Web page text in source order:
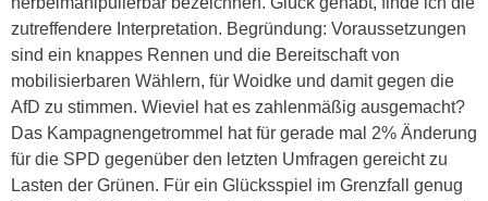
zutreffendere Interpretation. Begründung: Voraussetzungen
sind ein knappes Rennen und die Bereitschaft von
mobilisierbaren Wählern, für Woidke und damit gegen die
AfD zu stimmen. Wieviel hat es zahlenmäßig ausgemacht?
Das Kampagnengetrommel hat für gerade mal 2% Änderung
für die SPD gegenüber den letzten Umfragen gereicht zu
Lasten der Grünen. Für ein Glücksspiel im Grenzfall genug